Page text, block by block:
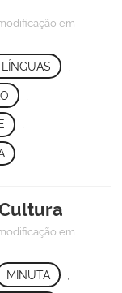
em
,
em
MINUTA